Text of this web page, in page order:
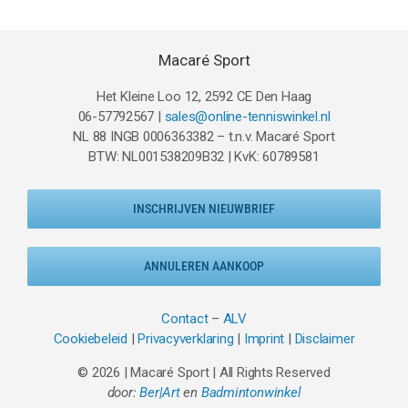
Macaré Sport
Het Kleine Loo 12, 2592 CE Den Haag
06-57792567 | sales@online-tenniswinkel.nl
NL 88 INGB 0006363382 – t.n.v. Macaré Sport
BTW: NL001538209B32 | KvK: 60789581
INSCHRIJVEN NIEUWBRIEF
ANNULEREN AANKOOP
Contact– ALV
Cookiebeleid |Privacyverklaring | Imprint | Disclaimer
© 2026 | Macaré Sport | All Rights Reserved
door:Ber|Arten Badmintonwinkel